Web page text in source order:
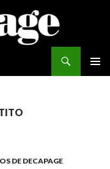
DE DECAPAGE